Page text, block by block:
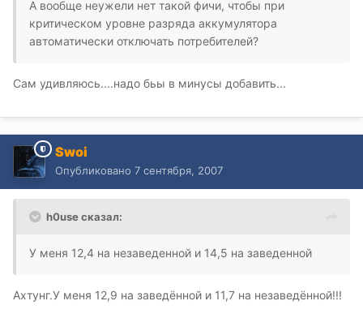
А вообще неужели нет такой фичи, чтобы при
критическом уровне разряда аккумулятора
автоматически отключать потребителей?
Сам удивляюсь....надо бьы в минусы добавить...
Swoi
Опубликовано 7 сентября, 2007
h0use сказал:
У меня 12,4 на незаведенной и 14,5 на заведенной
Ахтунг.У меня 12,9 на заведённой и 11,7 на незаведённой!!!